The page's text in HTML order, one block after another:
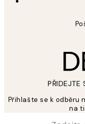
PŘIDEJTE
Přihlašte se k odběru
na